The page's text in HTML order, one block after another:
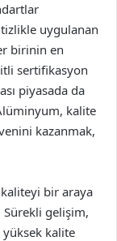
uygulanan
birinin en
sertifikasyon
piyasada da
kalite
kazanmak,
bir araya
gelişim,
yüksek kalite